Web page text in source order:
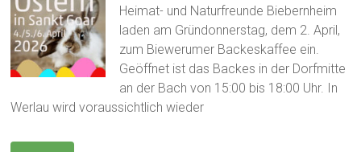
Heimat- und Naturfreunde Biebernheim
laden am Gründonnerstag, dem 2. April,
zum Biewerumer Backeskaffee ein.
Geöffnet ist das Backes in der Dorfmitte
an der Bach von 15:00 bis 18:00 Uhr. In
Werlau wird voraussichtlich wieder